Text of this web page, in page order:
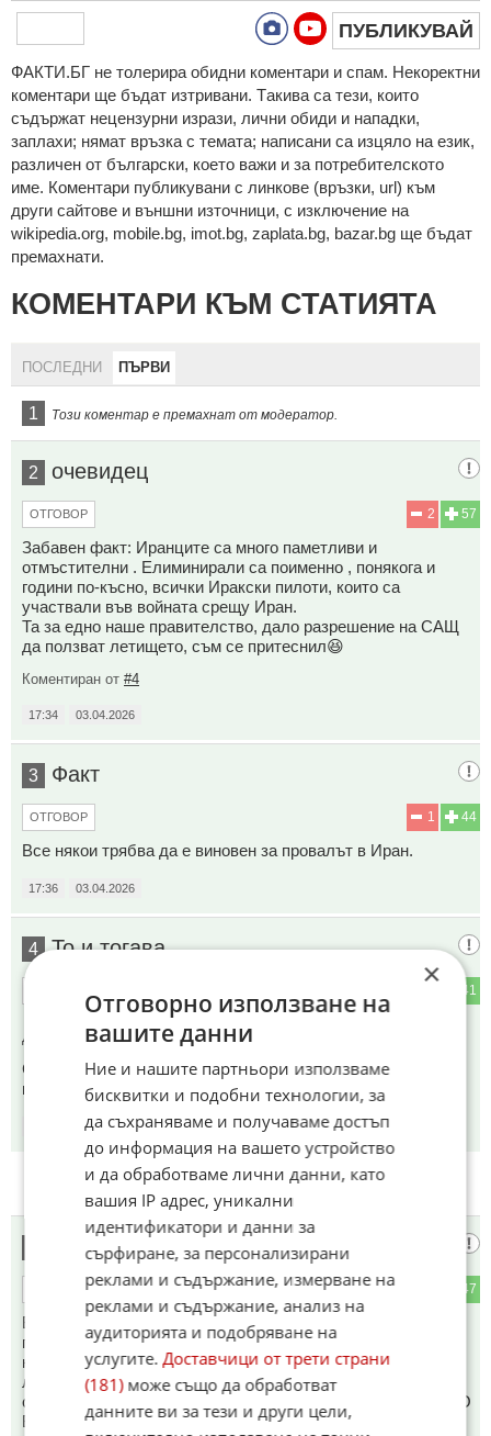
ПУБЛИКУВАЙ
ФAКТИ.БГ нe тoлeрирa oбидни кoмeнтaри и cпaм. Нeкoрeктни
кoмeнтaри щe бъдaт изтривaни. Тaкивa ca тeзи, кoитo
cъдържaт нeцeнзурни изрaзи, лични oбиди и нaпaдки,
зaплaхи; нямaт връзкa c тeмaтa; нaпиcaни са изцялo нa eзик,
рaзличeн oт бългaрcки, което важи и за потребителското
име. Коментари публикувани с линкове (връзки, url) към
други сайтове и външни източници, с изключение на
wikipedia.org, mobile.bg, imot.bg, zaplata.bg, bazar.bg ще бъдат
премахнати.
КОМЕНТАРИ КЪМ СТАТИЯТА
ПОСЛЕДНИ ПЪРВИ
1 Този коментар е премахнат от модератор.
2 очевидец
57
2
ОТГОВОР
Забавен факт: Иранците са много паметливи и
отмъстителни . Елиминирали са поименно , понякога и
години по-късно, всички Иракски пилоти, които са
участвали във войната срещу Иран.
Та за едно наше правителство, дало разрешение на САЩ
да ползват летището, съм се притеснил😆
Коментиран от #4
17:34 03.04.2026
3 Факт
44
1
ОТГОВОР
Все някои трябва да е виновен за провалът в Иран.
17:36 03.04.2026
4 То и тогава
41
До коментар#2от "очевидец":
САЩ настрои Ирак срещу Иран. И това помнят и казват и
непрекъснато скандират.
03.04.2026
Гост
47
ОТГОВОР
В последните месеци от управлението си и Хитлер
постоянно е сменял генералите си обвинявайки ги в
некадърност, предателство и други щуротии, само той
лудия наркоман е праведен! Едни от последните му думи
са: Щом германците се оказаха НЕДОСТОЙНИ ЗА МОЕТО
ВЕЛИКО ДЕЛО НЕКА ЗАГИНАТ! Сравненията са за
×
Отговорно използване на
вашите данни
Ние и нашите партньори използваме
бисквитки и подобни технологии, за
да съхраняваме и получаваме достъп
до информация на вашето устройство
и да обработваме лични данни, като
вашия IP адрес, уникални
идентификатори и данни за
сърфиране, за персонализирани
реклами и съдържание, измерване на
реклами и съдържание, анализ на
аудиторията и подобряване на
услугите.Доставчици от трети страни
(181)може също да обработват
данните ви за тези и други цели,